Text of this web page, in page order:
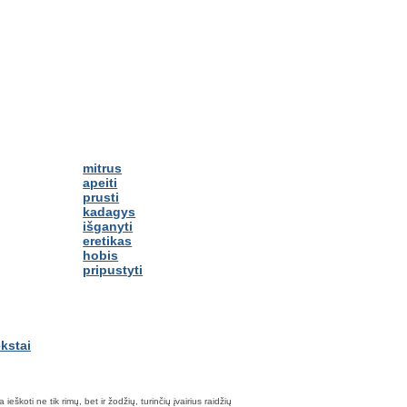
mitrus
apeiti
prusti
kadagys
išganyti
eretikas
hobis
pripustyti
ne tik rimų, bet ir žodžių, turinčių įvairius raidžių